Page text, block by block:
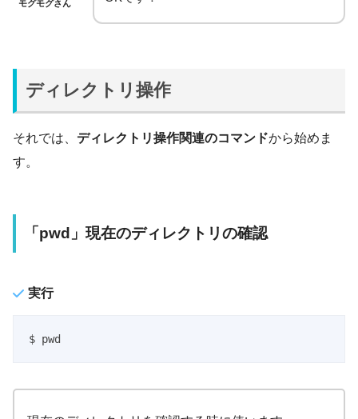
モグモグさん
ディレクトリ操作
それでは、 ディレクトリ操作関連のコマンドから始めま
す。
「pwd」現在のディレクトリの確認
実行
$ pwd